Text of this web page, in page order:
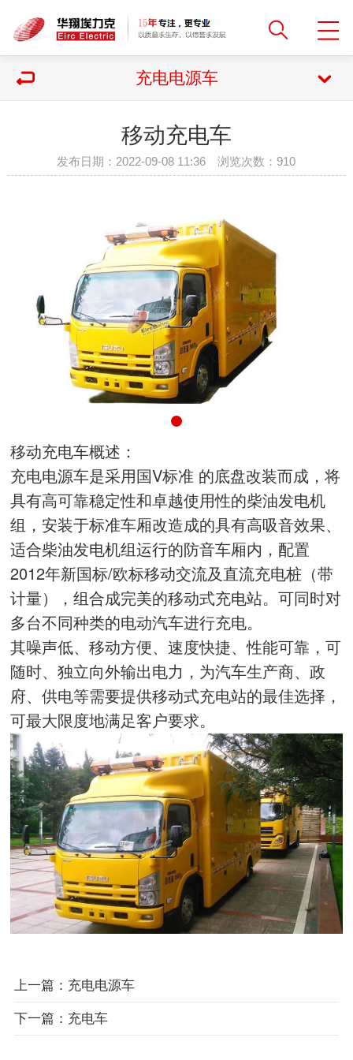
充电电源车
移动充电车
发布日期：2022-09-08 11:36 浏览次数： 910
移动充电车概述：
充电电源车是采用国V标准 的底盘改装而成，将
具有高可靠稳定性和卓越使用性的柴油发电机
组，安装于标准车厢改造成的具有高吸音效果、
适合柴油发电机组运行的防音车厢内，配置
2012年新国标/欧标移动交流及直流充电桩（带
计量），组合成完美的移动式充电站。可同时对
多台不同种类的电动汽车进行充电。
其噪声低、移动方便、速度快捷、性能可靠，可
随时、独立向外输出电力，为汽车生产商、政
府、供电等需要提供移动式充电站的最佳选择，
可最大限度地满足客户要求。
上一篇：充电电源车
下一篇：充电车